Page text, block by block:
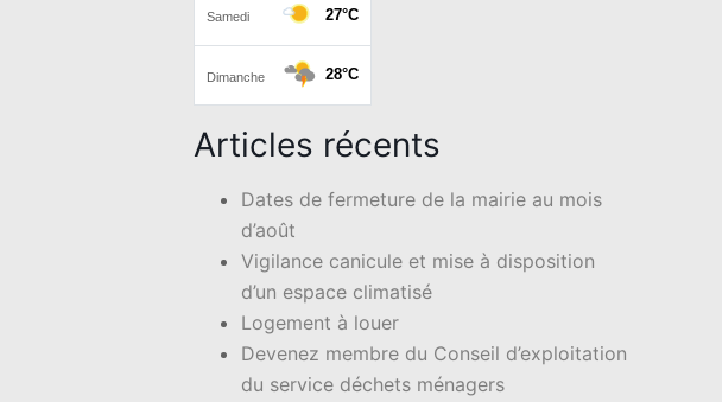
Articles récents
Dates de fermeture de la mairie au mois
d’août
Vigilance canicule et mise à disposition
d’un espace climatisé
Logement à louer
Devenez membre du Conseil d’exploitation
du service déchets ménagers